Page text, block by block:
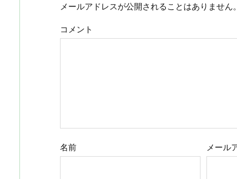
メールアドレスが公開されることはありません。
コメント
名前 メール